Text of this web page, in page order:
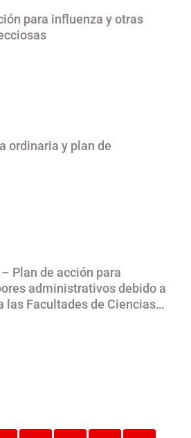
para influenza y otras
ordinaria y plan de
Plan de acción para
administrativos debido a
las Facultades de Ciencias
Humanidades, y la